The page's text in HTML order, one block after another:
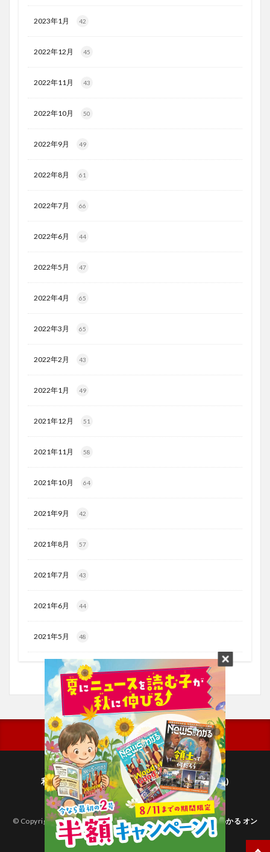
2023年1月 42
2022年12月 45
2022年11月 43
2022年10月 50
2022年9月 49
2022年8月 61
2022年7月 66
2022年6月 44
2022年5月 47
2022年4月 65
2022年3月 65
2022年2月 43
2022年1月 49
2021年12月 51
2021年11月 58
2021年10月 64
2021年9月 42
2021年8月 57
2021年7月 43
2021年6月 44
2021年5月 48
利用規約
プライバシーポリシー(毎日新聞出版)
個人情報について(毎日新聞社)
© Copyright 2026子どものためのニュース雑誌「ニュースがわかる オン
ライン」.